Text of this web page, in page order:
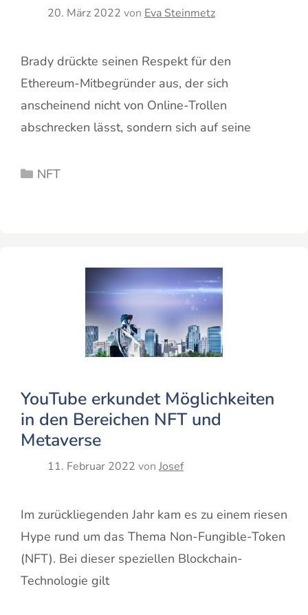
20. März 2022 vonEva Steinmetz
Brady drückte seinen Respekt für den
Ethereum-Mitbegründer aus, der sich
anscheinend nicht von Online-Trollen
abschrecken lässt, sondern sich auf seine
Kategorien
NFT
YouTube erkundet Möglichkeiten
in den Bereichen NFT und
Metaverse
11. Februar 2022 von Josef
Im zurückliegenden Jahr kam es zu einem riesen
Hype rund um das Thema Non-Fungible-Token
(NFT). Bei dieser speziellen Blockchain-
Technologie gilt